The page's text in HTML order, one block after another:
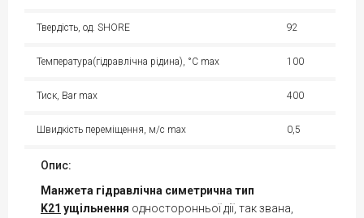
Твердість, од. SHORE 92
Температура(гідравлічна рідина), °С max 100
Тиск, Bar max 400
Швидкість переміщення, м/с max 0,5
Опис:
Манжета гідравлічна симетрична тип
K21 ущільнення односторонньої дії, так звана,